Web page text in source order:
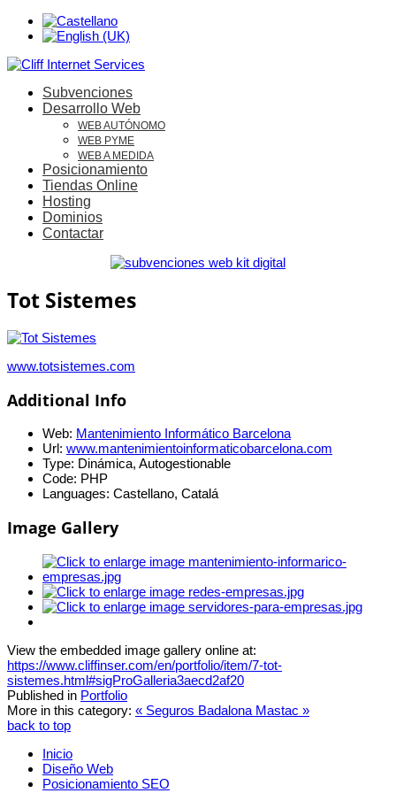
Subvenciones
Desarrollo Web
WEB AUTÓNOMO
WEB PYME
WEB A MEDIDA
Posicionamiento
Tiendas Online
Hosting
Dominios
Contactar
Tot Sistemes
www.totsistemes.com
Additional Info
Web: Mantenimiento Informático Barcelona
Url: www.mantenimientoinformaticobarcelona.com
Type: Dinámica, Autogestionable
Code: PHP
Languages: Castellano, Catalá
Image Gallery
View the embedded image gallery online at:
https://www.cliffinser.com/en/portfolio/item/7-tot-
sistemes.html#sigProGalleria3aecd2af20
Published in Portfolio
More in this category: « Seguros Badalona Mastac »
back to top
Inicio
Diseño Web
Posicionamiento SEO